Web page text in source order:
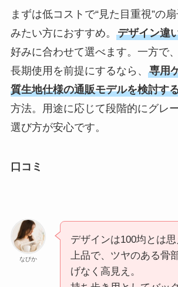
まずは低コストで“見た目重視”の
みたい方におすすめ。 デザイン違
好みに合わせて選べます。一方で
長期使用を前提にするなら、 専用
質生地仕様の通販モデルを検討す
方法。用途に応じて段階的にグレ
選び方が安心です。
口コミ
なびか
デザインは100均とは
上品で、ツヤのある骨
げなく高見え。